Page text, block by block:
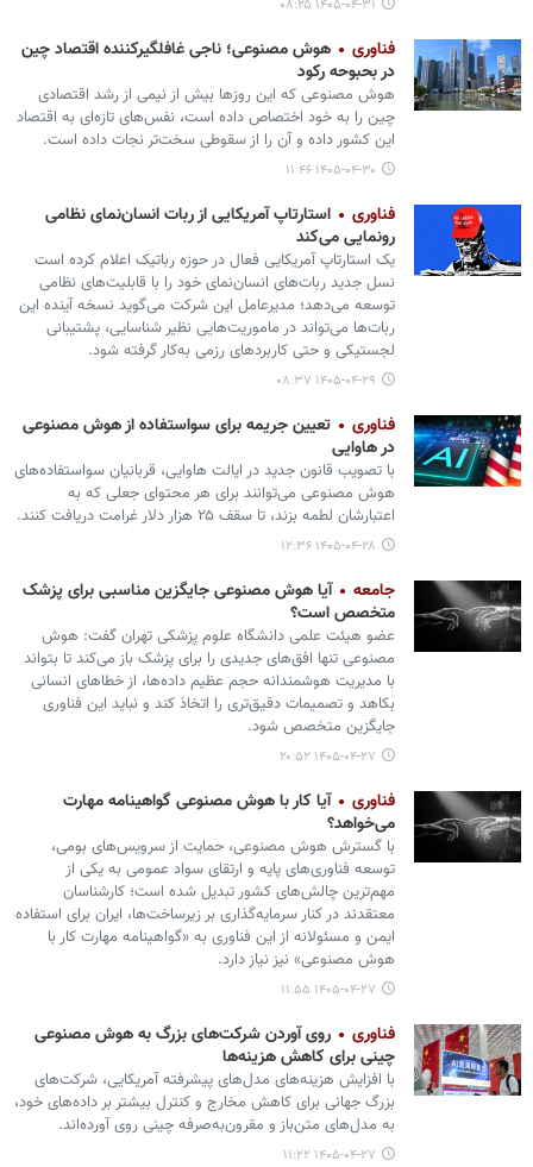
۱۴۰۵-۰۴-۳۱ ۰۸:۲۵
فناوری
هوش مصنوعی؛ ناجی غافلگیرکننده اقتصاد چین
در بحبوحه رکود
هوش مصنوعی که این روزها بیش از نیمی از رشد اقتصادی
چین را به خود اختصاص داده است، نفس‌های تازه‌ای به اقتصاد
این کشور داده و آن را از سقوطی سخت‌تر نجات داده است.
۱۴۰۵-۰۴-۳۰ ۱۱:۴۶
فناوری
استارتاپ آمریکایی از ربات انسان‌نمای نظامی
رونمایی می‌کند
یک استارتاپ آمریکایی فعال در حوزه رباتیک اعلام کرده است
نسل جدید ربات‌های انسان‌نمای خود را با قابلیت‌های نظامی
توسعه می‌دهد؛ مدیرعامل این شرکت می‌گوید نسخه آینده این
ربات‌ها می‌تواند در ماموریت‌هایی نظیر شناسایی، پشتیبانی
لجستیکی و حتی کاربردهای رزمی به‌کار گرفته شود.
۱۴۰۵-۰۴-۲۹ ۰۸:۳۷
فناوری
تعیین جریمه برای سواستفاده از هوش مصنوعی
در هاوایی
با تصویب قانون جدید در ایالت هاوایی، قربانیان سواستفاده‌های
هوش مصنوعی می‌توانند برای هر محتوای جعلی که به
اعتبارشان لطمه بزند، تا سقف ۲۵ هزار دلار غرامت دریافت کنند.
۱۴۰۵-۰۴-۲۸ ۱۲:۳۶
جامعه
آیا هوش مصنوعی جایگزین مناسبی برای پزشک
متخصص است؟
عضو هیئت علمی دانشگاه علوم پزشکی تهران گفت: هوش
مصنوعی تنها افق‌های جدیدی را برای پزشک باز می‌کند تا بتواند
با مدیریت هوشمندانه حجم عظیم داده‌ها، از خطاهای انسانی
بکاهد و تصمیمات دقیق‌تری را اتخاذ کند و نباید این فناوری
جایگزین متخصص شود.
۱۴۰۵-۰۴-۲۷ ۲۰:۵۲
فناوری
آیا کار با هوش مصنوعی گواهینامه مهارت
می‌خواهد؟
با گسترش هوش مصنوعی، حمایت از سرویس‌های بومی،
توسعه فناوری‌های پایه و ارتقای سواد عمومی به یکی از
مهم‌ترین چالش‌های کشور تبدیل شده است؛ کارشناسان
معتقدند در کنار سرمایه‌گذاری بر زیرساخت‌ها، ایران برای استفاده
ایمن و مسئولانه از این فناوری به «گواهینامه مهارت کار با
هوش مصنوعی» نیز نیاز دارد.
۱۴۰۵-۰۴-۲۷ ۱۱:۵۵
فناوری
روی آوردن شرکت‌های بزرگ به هوش مصنوعی
چینی برای کاهش هزینه‌ها
با افزایش هزینه‌های مدل‌های پیشرفته آمریکایی، شرکت‌های
بزرگ جهانی برای کاهش مخارج و کنترل بیشتر بر داده‌های خود،
به مدل‌های متن‌باز و مقرون‌به‌صرفه چینی روی آورده‌اند.
۱۴۰۵-۰۴-۲۷ ۱۱:۲۲